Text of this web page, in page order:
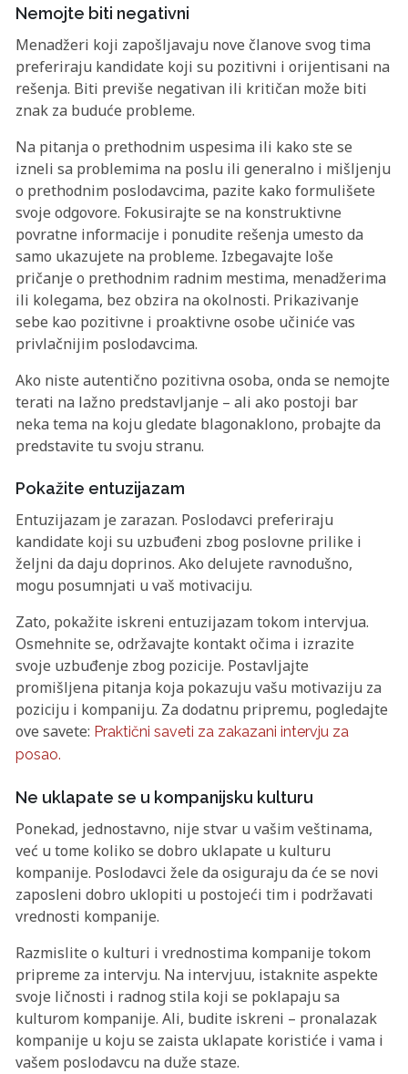
Nemojte biti negativni
Menadžeri koji zapošljavaju nove članove svog tima
preferiraju kandidate koji su pozitivni i orijentisani na
rešenja. Biti previše negativan ili kritičan može biti
znak za buduće probleme.
Na pitanja o prethodnim uspesima ili kako ste se
izneli sa problemima na poslu ili generalno i mišljenju
o prethodnim poslodavcima, pazite kako formulišete
svoje odgovore. Fokusirajte se na konstruktivne
povratne informacije i ponudite rešenja umesto da
samo ukazujete na probleme. Izbegavajte loše
pričanje o prethodnim radnim mestima, menadžerima
ili kolegama, bez obzira na okolnosti. Prikazivanje
sebe kao pozitivne i proaktivne osobe učiniće vas
privlačnijim poslodavcima.
Ako niste autentično pozitivna osoba, onda se nemojte
terati na lažno predstavljanje – ali ako postoji bar
neka tema na koju gledate blagonaklono, probajte da
predstavite tu svoju stranu.
Pokažite entuzijazam
Entuzijazam je zarazan. Poslodavci preferiraju
kandidate koji su uzbuđeni zbog poslovne prilike i
željni da daju doprinos. Ako delujete ravnodušno,
mogu posumnjati u vaš motivaciju.
Zato, pokažite iskreni entuzijazam tokom intervjua.
Osmehnite se, održavajte kontakt očima i izrazite
svoje uzbuđenje zbog pozicije. Postavljajte
promišljena pitanja koja pokazuju vašu motivaziju za
poziciju i kompaniju. Za dodatnu pripremu, pogledajte
ove savete: Praktični saveti za zakazani intervju za
posao.
Ne uklapate se u kompanijsku kulturu
Ponekad, jednostavno, nije stvar u vašim veštinama,
već u tome koliko se dobro uklapate u kulturu
kompanije. Poslodavci žele da osiguraju da će se novi
zaposleni dobro uklopiti u postojeći tim i podržavati
vrednosti kompanije.
Razmislite o kulturi i vrednostima kompanije tokom
pripreme za intervju. Na intervjuu, istaknite aspekte
svoje ličnosti i radnog stila koji se poklapaju sa
kulturom kompanije. Ali, budite iskreni – pronalazak
kompanije u koju se zaista uklapate koristiće i vama i
vašem poslodavcu na duže staze.